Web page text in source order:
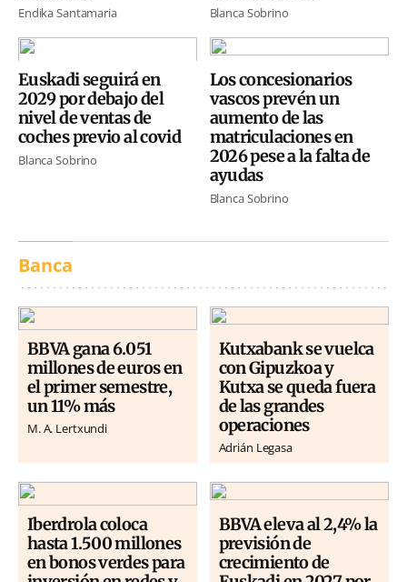
Endika Santamaria Blanca Sobrino
Euskadi seguirá en
2029 por debajo del
nivel de ventas de
coches previo al covid
Blanca Sobrino
Los concesionarios
vascos prevén un
aumento de las
matriculaciones en
2026 pese a la falta de
ayudas
Blanca Sobrino
Banca
BBVA gana 6.051
millones de euros en
el primer semestre,
un 11% más
M. A. Lertxundi
Kutxabank se vuelca
con Gipuzkoa y
Kutxa se queda fuera
de las grandes
operaciones
Adrián Legasa
Iberdrola coloca
hasta 1.500 millones
en bonos verdes para
BBVA eleva al 2,4% la
previsión de
crecimiento de